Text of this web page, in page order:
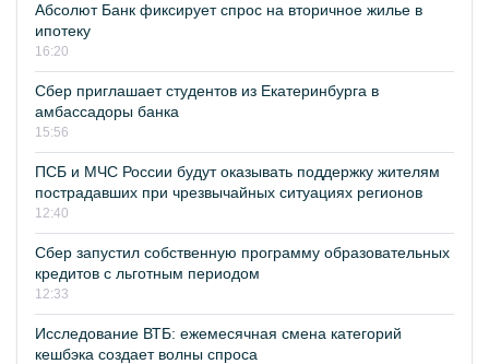
Абсолют Банк фиксирует спрос на вторичное жилье в
ипотеку
16:20
Сбер приглашает студентов из Екатеринбурга в
амбассадоры банка
15:56
ПСБ и МЧС России будут оказывать поддержку жителям
пострадавших при чрезвычайных ситуациях регионов
12:40
Сбер запустил собственную программу образовательных
кредитов с льготным периодом
12:33
Исследование ВТБ: ежемесячная смена категорий
кешбэка создает волны спроса